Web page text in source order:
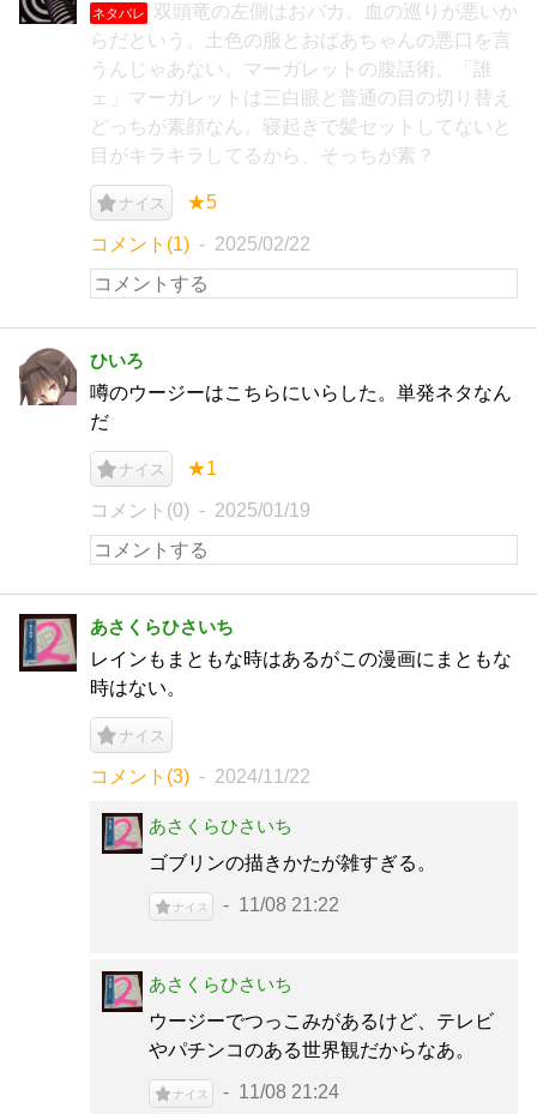
ネタバレ
双頭竜の左側はおバカ。血の巡りが悪いか
らだという。土色の服とおばあちゃんの悪口を言
うんじゃあない。マーガレットの腹話術。「誰
ェ」マーガレットは三白眼と普通の目の切り替え
どっちが素顔なん。寝起きで髪セットしてないと
目がキラキラしてるから、そっちが素？
ナイス ★5
コメント(1) 2025/02/22
ひいろ
噂のウージーはこちらにいらした。単発ネタなん
だ
ナイス ★1
コメント(0) 2025/01/19
あさくらひさいち
レインもまともな時はあるがこの漫画にまともな
時はない。
ナイス
コメント(3) 2024/11/22
あさくらひさいち
ゴブリンの描きかたが雑すぎる。
ナイス 11/08 21:22
あさくらひさいち
ウージーでつっこみがあるけど、テレビ
やパチンコのある世界観だからなあ。
ナイス 11/08 21:24